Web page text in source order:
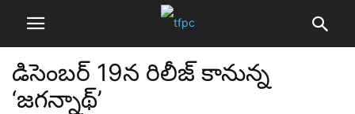
డిసెంబర్ 19న రిలీజ్ కానున్న
‘జగన్నాథ్’